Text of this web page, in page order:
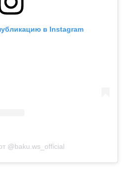
в Instagram
@baku.ws_official